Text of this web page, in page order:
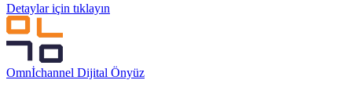
Detaylar için tıklayın
Omnİchannel Dijital Önyüz